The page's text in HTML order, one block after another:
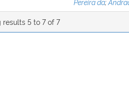
results 5 to 7 of 7